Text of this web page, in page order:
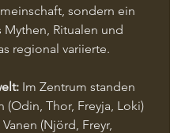
sondern ein
Mythen, Ritualen und
regional variierte.
Im Zentrum standen
(Odin, Thor, Freyja, Loki)
(Njörd, Freyr,